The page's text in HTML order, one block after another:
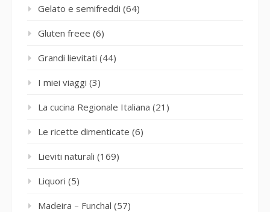
Gelato e semifreddi (64)
Gluten freee (6)
Grandi lievitati (44)
I miei viaggi (3)
La cucina Regionale Italiana (21)
Le ricette dimenticate (6)
Lieviti naturali (169)
Liquori (5)
Madeira – Funchal (57)